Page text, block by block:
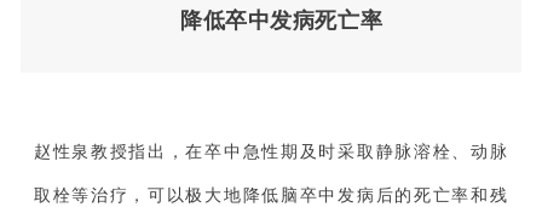
降低卒中发病死亡率
赵性泉教授指出，在卒中急性期及时采取静脉溶栓、动脉
取栓等治疗，可以极大地降低脑卒中发病后的死亡率和残